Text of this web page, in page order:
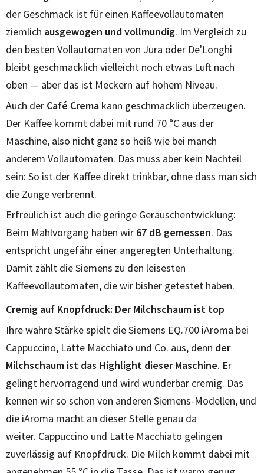
der Geschmack ist für einen Kaffeevollautomaten
ziemlich ausgewogen und vollmundig. Im Vergleich zu
den besten Vollautomaten von Jura oder De'Longhi
bleibt geschmacklich vielleicht noch etwas Luft nach
oben — aber das ist Meckern auf hohem Niveau.
Auch der Café Crema kann geschmacklich überzeugen.
Der Kaffee kommt dabei mit rund 70 °C aus der
Maschine, also nicht ganz so heiß wie bei manch
anderem Vollautomaten. Das muss aber kein Nachteil
sein: So ist der Kaffee direkt trinkbar, ohne dass man sich
die Zunge verbrennt.
Erfreulich ist auch die geringe Geräuschentwicklung:
Beim Mahlvorgang haben wir 67 dB gemessen. Das
entspricht ungefähr einer angeregten Unterhaltung.
Damit zählt die Siemens zu den leisesten
Kaffeevollautomaten, die wir bisher getestet haben.
Cremig auf Knopfdruck: Der Milchschaum ist top
Ihre wahre Stärke spielt die Siemens EQ.700 iAroma bei
Cappuccino, Latte Macchiato und Co. aus, denn der
Milchschaum ist das Highlight dieser Maschine. Er
gelingt hervorragend und wird wunderbar cremig. Das
kennen wir so schon von anderen Siemens-Modellen, und
die iAroma macht an dieser Stelle genau da
weiter. Cappuccino und Latte Macchiato gelingen
zuverlässig auf Knopfdruck. Die Milch kommt dabei mit